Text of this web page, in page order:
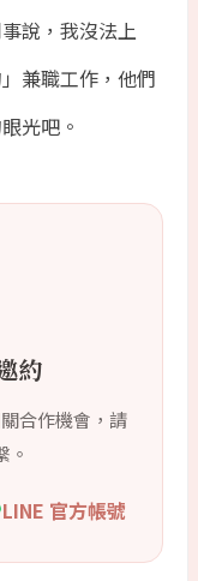
說，我沒法上
兼職工作，他們
光吧。
約
合作機會，請
。
LINE 官方帳號